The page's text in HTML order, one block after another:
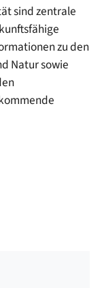
sind zentrale
zu den
Natur sowie